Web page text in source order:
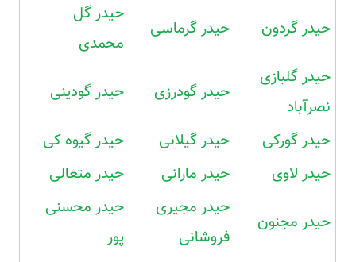
حیدر گردون حیدر گرماسی
حیدر گل
محمدی
حیدر گلبازی
نصرآباد
حیدر گودرزی حیدر گودینی
حیدر گورکی حیدر گیلانی
حیدر گیوه کی
حیدر لاوی
حیدر مارانی حیدر متعالی
حیدر مجنون
حیدر مجیری
فروشانی
حیدر محسنی
پور